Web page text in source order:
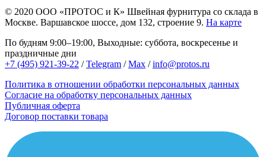
© 2020 ООО «ПРОТОС и К» Швейная фурнитура со склада в
Москве. Варшавское шоссе, дом 132, строение 9. На карте
По будням 9:00–19:00, Выходные: суббота, воскресенье и
праздничные дни
+7 (495) 921-39-22 /Telegram /Max /info@protos.ru
Политика в отношении обработки персональных данных
Согласие на обработку персональных данных
Публичная оферта
Договор поставки товара